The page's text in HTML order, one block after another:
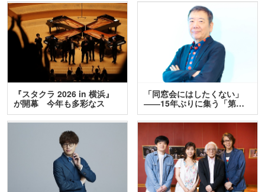
『スタクラ 2026 in 横浜』
が開幕 今年も多彩なス
テ…
「同窓会にはしたくない」
――15年ぶりに集う「第…